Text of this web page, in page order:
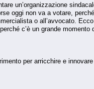
un’organizzazione
oggi non va a votare,
o all’avvocato.
c’è un grande
per arricchire e